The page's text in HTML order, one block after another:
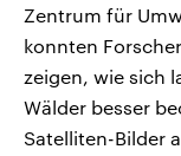
Zentrum für
konnten
zeigen, wie sich
Wälder besser
Satelliten-Bilder